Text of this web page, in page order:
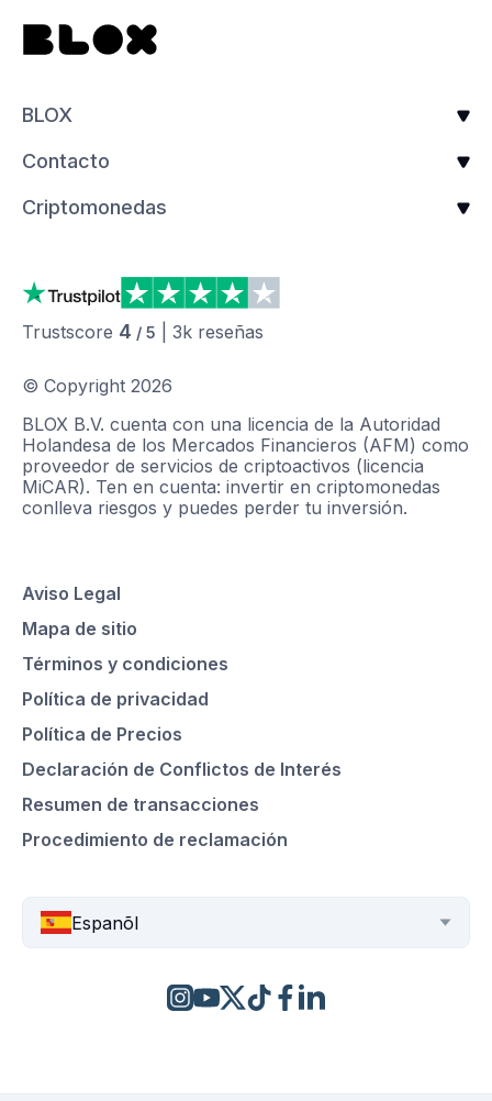
BLOX
Contacto
Criptomonedas
Trustscore 4 / 5 3k reseñas
© Copyright 2026
BLOX B.V. cuenta con una licencia de la Autoridad
Holandesa de los Mercados Financieros (AFM) como
proveedor de servicios de criptoactivos (licencia
MiCAR). Ten en cuenta: invertir en criptomonedas
conlleva riesgos y puedes perder tu inversión.
Aviso Legal
Mapa de sitio
Términos y condiciones
Política de privacidad
Política de Precios
Declaración de Conflictos de Interés
Resumen de transacciones
Procedimiento de reclamación
Espanõl